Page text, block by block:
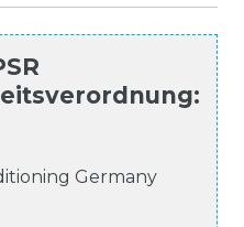
:
Germany